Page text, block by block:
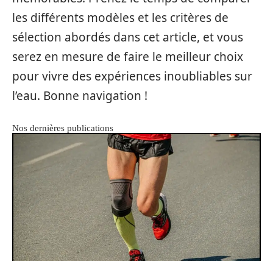
les différents modèles et les critères de
sélection abordés dans cet article, et vous
serez en mesure de faire le meilleur choix
pour vivre des expériences inoubliables sur
l’eau. Bonne navigation !
Nos dernières publications